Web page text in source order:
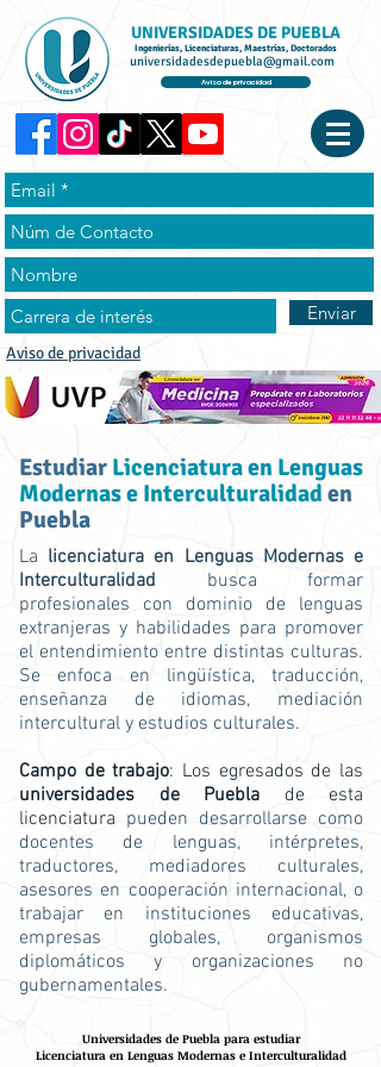
UNIVERSIDADES DE PUEBLA
Ingenierías, Licenciaturas, Maestrías, Doctorados
universidadesdepuebla@gmail.com
Aviso de privacidad
Enviar
Aviso de privacidad
Estudiar Licenciatura en Lenguas
Modernas e Interculturalidad en
Puebla
La licenciatura en Lenguas Modernas e
Interculturalidad
busca formar
profesionales con dominio de lenguas
extranjeras y habilidades para promover
el entendimiento entre distintas culturas.
Se enfoca en lingüística, traducción,
enseñanza de idiomas, mediación
intercultural y estudios culturales.
Campo de trabajo: Los egresados de las
universidades de Puebla de esta
licenciatura pueden desarrollarse como
docentes de lenguas, intérpretes,
traductores, mediadores culturales,
asesores en cooperación internacional, o
trabajar en instituciones educativas,
empresas globales, organismos
diplomáticos y organizaciones no
gubernamentales.
Universidades de Puebla para estudiar
Licenciatura en Lenguas Modernas e Interculturalidad